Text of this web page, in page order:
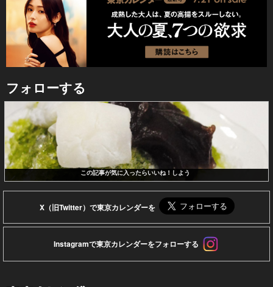
フォローする
この記事が気に入ったらいいね！しよう
X（旧Twitter）で東京カレンダーを
Instagramで東京カレンダーをフォローする